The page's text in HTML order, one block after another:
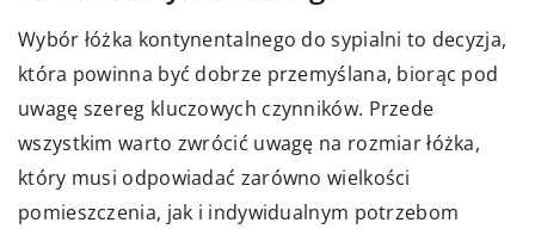
Wybór łóżka kontynentalnego do sypialni to decyzja,
która powinna być dobrze przemyślana, biorąc pod
uwagę szereg kluczowych czynników. Przede
wszystkim warto zwrócić uwagę na rozmiar łóżka,
który musi odpowiadać zarówno wielkości
pomieszczenia, jak i indywidualnym potrzebom